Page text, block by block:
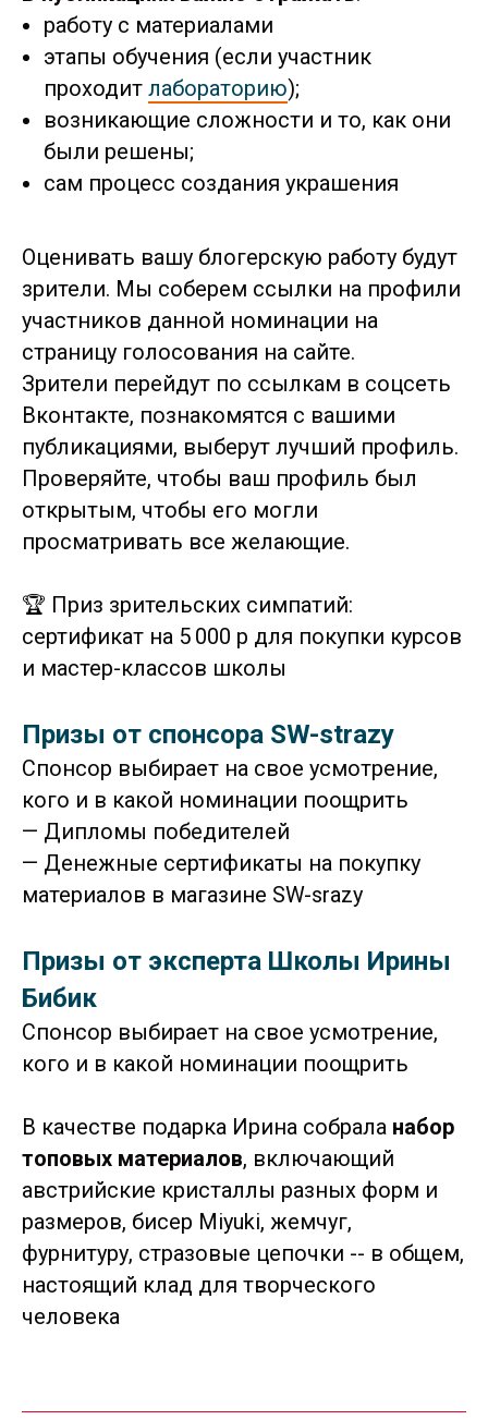
работу с материалами
этапы обучения (если участник
проходит лабораторию);
возникающие сложности и то, как они
были решены;
сам процесс создания украшения
Оценивать вашу блогерскую работу будут
зрители. Мы соберем ссылки на профили
участников данной номинации на
страницу голосования на сайте.
Зрители перейдут по ссылкам в соцсеть
Вконтакте, познакомятся с вашими
публикациями, выберут лучший профиль.
Проверяйте, чтобы ваш профиль был
открытым, чтобы его могли
просматривать все желающие.
🏆 Приз зрительских симпатий:
сертификат на 5 000 р для покупки курсов
и мастер-классов школы
Призы от спонсора SW-strazy
Спонсор выбирает на свое усмотрение,
кого и в какой номинации поощрить
— Дипломы победителей
— Денежные сертификаты на покупку
материалов в магазине SW-srazy
Призы от эксперта Школы Ирины
Бибик
Спонсор выбирает на свое усмотрение,
кого и в какой номинации поощрить
В качестве подарка Ирина собрала набор
топовых материалов, включающий
австрийские кристаллы разных форм и
размеров, бисер Miyuki, жемчуг,
фурнитуру, стразовые цепочки -- в общем,
настоящий клад для творческого
человека